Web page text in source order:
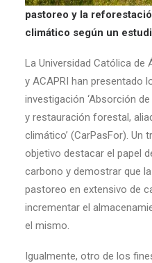
pastoreo y la
climático según un
La Universidad Católica de
y ACAPRI han presentado
investigación ‘Absorción
y restauración forestal,
climático’ (CarPasFor). Un
objetivo destacar el papel
carbono y demostrar que
pastoreo en extensivo de
incrementar el
el mismo.
Igualmente, otro de los